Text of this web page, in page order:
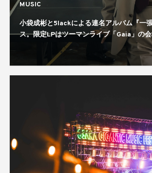
MUSIC
小袋成彬と5lackによる連名アルバム『一
ス。限定LPはツーマンライブ「Gaia」の